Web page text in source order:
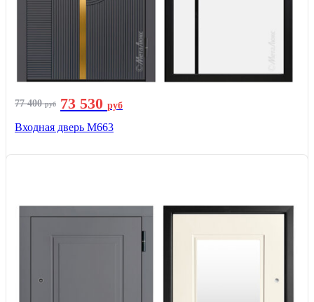
77 400руб 73 530 руб
Входная дверь М663